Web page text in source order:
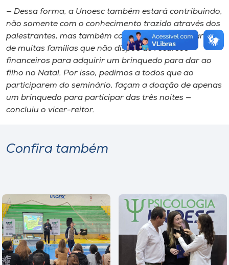
​— ​Dessa forma​,​ a Unoesc também estará contribuindo,
não somente com o conhecimento trazido através dos
palestrantes, mas também com o lado social e carente
de muitas famílias que não dispõe​​ de recursos​
financeiros para adquirir um brinquedo par​a​ dar ao
filho no ​Natal. Por isso​,​ pedimos a todos que ao
participarem do seminário​,​ façam a doação de ​apenas
​um brinquedo para​ participar das três​ noites —
concluiu o vicer-reitor​.
Confira também